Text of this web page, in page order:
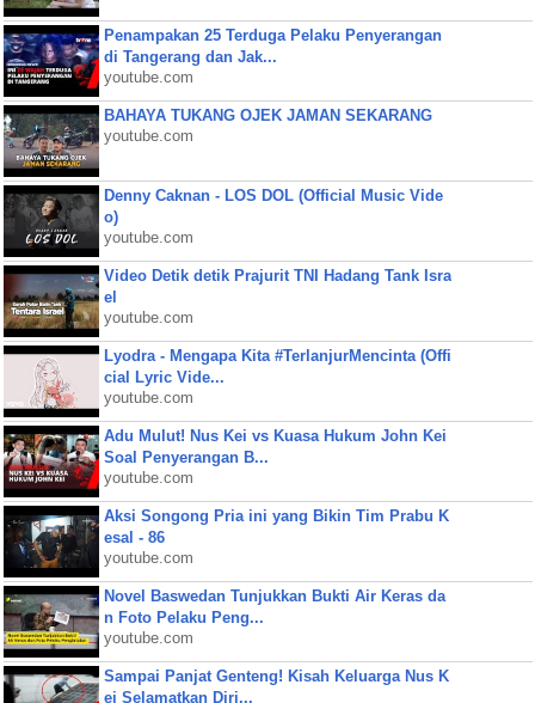
Penampakan 25 Terduga Pelaku Penyerangan
di Tangerang dan Jak...
youtube.com
BAHAYA TUKANG OJEK JAMAN SEKARANG
youtube.com
Denny Caknan - LOS DOL (Official Music Vide
o)
youtube.com
Video Detik detik Prajurit TNI Hadang Tank Isra
el
youtube.com
Lyodra - Mengapa Kita #TerlanjurMencinta (Offi
cial Lyric Vide...
youtube.com
Adu Mulut! Nus Kei vs Kuasa Hukum John Kei
Soal Penyerangan B...
youtube.com
Aksi Songong Pria ini yang Bikin Tim Prabu K
esal - 86
youtube.com
Novel Baswedan Tunjukkan Bukti Air Keras da
n Foto Pelaku Peng...
youtube.com
Sampai Panjat Genteng! Kisah Keluarga Nus K
ei Selamatkan Diri...